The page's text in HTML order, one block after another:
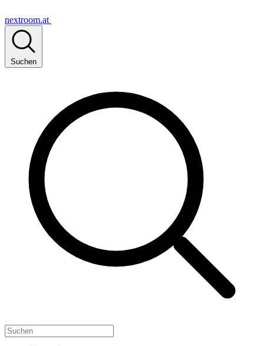
nextroom.at
Suchen